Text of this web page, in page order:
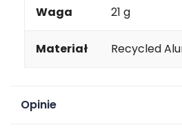
Waga 21 g
Materiał Recycled
Opinie